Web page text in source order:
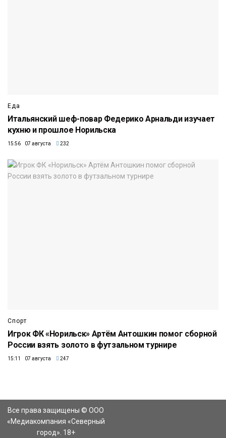
Еда
Итальянский шеф-повар Федерико Арнальди изучает
кухню и прошлое Норильска
15:56 07 августа 232
Спорт
Игрок ФК «Норильск» Артём Антошкин помог сборной
России взять золото в футзальном турнире
15:11 07 августа 247
Все права защищены © ООО
«Медиакомпания «Северный
город». 18+